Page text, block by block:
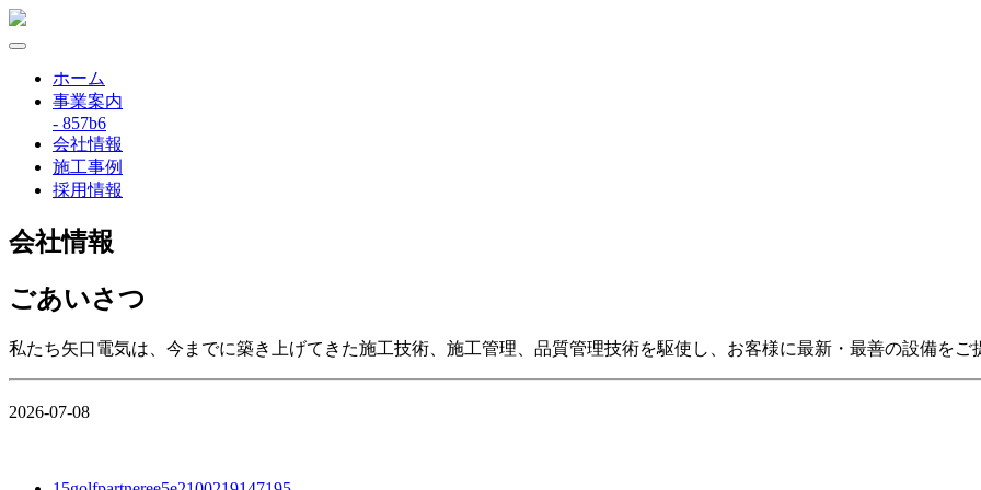
ホーム
事業案内
- 857b6
会社情報
施工事例
採用情報
会社情報
ごあいさつ
私たち矢口電気は、今までに築き上げてきた施工技術、施工管理、品質管理技術を駆使し、お客様に最新・最善の設備をご
2026-07-08